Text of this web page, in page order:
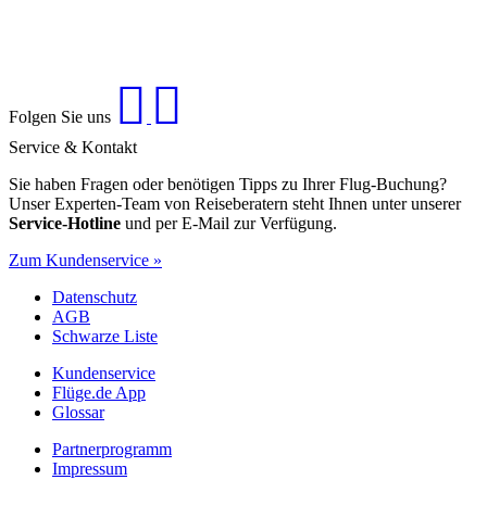
Folgen Sie uns
Service & Kontakt
Sie haben Fragen oder benötigen Tipps zu Ihrer Flug-Buchung?
Unser Experten-Team von Reiseberatern steht Ihnen unter unserer
Service-Hotline und per E-Mail zur Verfügung.
Zum Kundenservice »
Datenschutz
AGB
Schwarze Liste
Kundenservice
Flüge.de App
Glossar
Partnerprogramm
Impressum